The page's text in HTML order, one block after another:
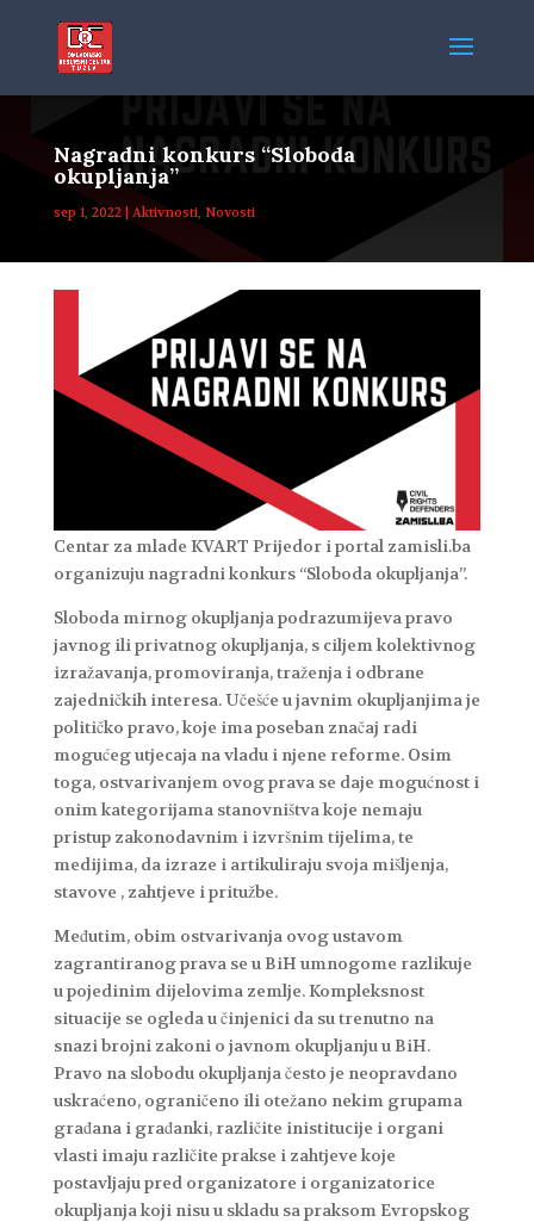
Nagradni konkurs “Sloboda
okupljanja”
sep 1, 2022| Aktivnosti, Novosti
Centar za mlade KVART Prijedor i portal zamisli.ba
organizuju nagradni konkurs “Sloboda okupljanja”.
Sloboda mirnog okupljanja podrazumijeva pravo
javnog ili privatnog okupljanja, s ciljem kolektivnog
izražavanja, promoviranja, traženja i odbrane
zajedničkih interesa. Učešće u javnim okupljanjima je
političko pravo, koje ima poseban značaj radi
mogućeg utjecaja na vladu i njene reforme. Osim
toga, ostvarivanjem ovog prava se daje mogućnost i
onim kategorijama stanovništva koje nemaju
pristup zakonodavnim i izvršnim tijelima, te
medijima, da izraze i artikuliraju svoja mišljenja,
stavove , zahtjeve i pritužbe.
Međutim, obim ostvarivanja ovog ustavom
zagrantiranog prava se u BiH umnogome razlikuje
u pojedinim dijelovima zemlje. Kompleksnost
situacije se ogleda u činjenici da su trenutno na
snazi brojni zakoni o javnom okupljanju u BiH.
Pravo na slobodu okupljanja često je neopravdano
uskraćeno, ograničeno ili otežano nekim grupama
građana i građanki, različite inistitucije i organi
vlasti imaju različite prakse i zahtjeve koje
postavljaju pred organizatore i organizatorice
okupljanja koji nisu u skladu sa praksom Evropskog